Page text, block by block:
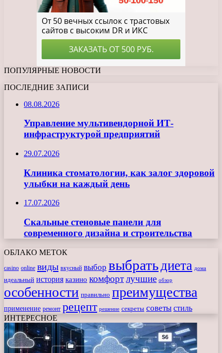
ПОПУЛЯРНЫЕ НОВОСТИ
ПОСЛЕДНИЕ ЗАПИСИ
08.08.2026
Управление мультивендорной ИТ-
инфраструктурой предприятий
29.07.2026
Клиника стоматологии, как залог здоровой
улыбки на каждый день
17.07.2026
Скальные стеновые панели для
современного дизайна и строительства
ОБЛАКО МЕТОК
casino online виды вкусный выбор выбрать диета дома
идеальный история казино комфортлучшие обзор
особенности правильно преимущества
применение ремонт рецепт решение секреты советы стиль
ИНТЕРЕСНОЕ